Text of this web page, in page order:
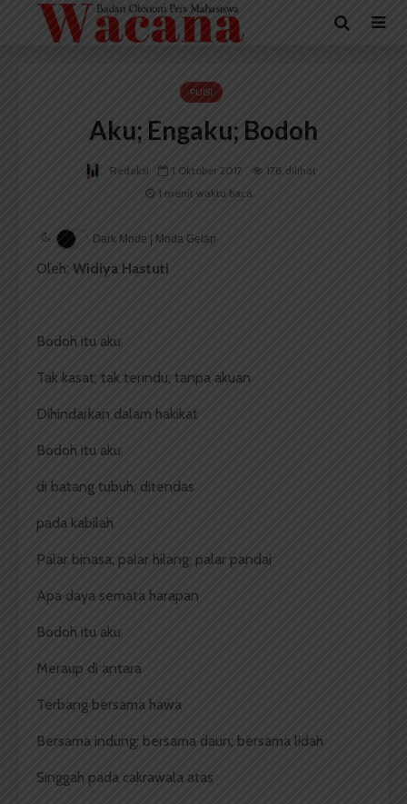
PUISI
Aku; Engaku; Bodoh
Redaksi 1 Oktober 2017
178 dilihat
1 menit waktu baca
Dark Mode | Moda Gelap
Oleh: Widiya Hastuti
Bodoh itu aku
Tak kasat; tak terindu; tanpa akuan
Dihindarkan dalam hakikat
Bodoh itu aku
di batang tubuh; ditendas
pada kabilah
Palar binasa; palar hilang; palar pandai
Apa daya semata harapan
Bodoh itu aku
Meraup di antara
Terbang bersama hawa
Bersama indung; bersama daun; bersama lidah
Singgah pada cakrawala atas